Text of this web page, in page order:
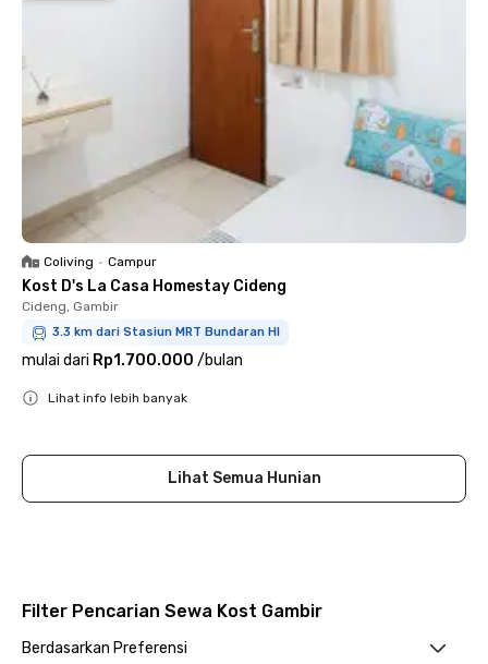
Coliving • Campur
Kost D's La Casa Homestay Cideng
Cideng, Gambir
3.3 km dari Stasiun MRT Bundaran HI
mulai dari Rp1.700.000 /bulan
Lihat info lebih banyak
Lihat Semua Hunian
Filter Pencarian Sewa Kost Gambir
Berdasarkan Preferensi